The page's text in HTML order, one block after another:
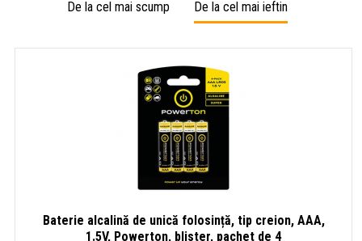
De la cel mai scump De la cel mai ieftin
Baterie alcalină de unică folosință, tip creion, AAA,
1.5V, Powerton, blister, pachet de 4